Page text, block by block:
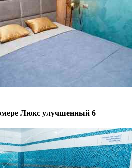
Люкс улучшенный 6